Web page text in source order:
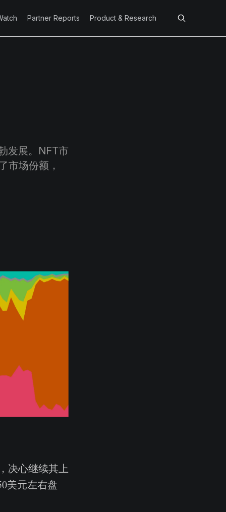
Partner Reports Product & Research
发展。NFT市
市场份额，
决心继续其上
美元左右盘